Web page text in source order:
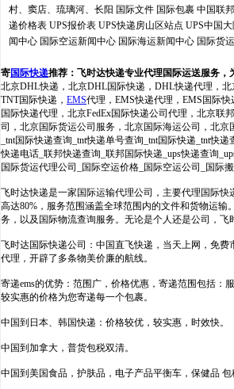
村、窦店、琉璃河、长阳 国际文件 国际包裹 中国联
递价格表 UPS报价表 UPS快递房山区站点 UPS中国
闻中心 国际空运新闻中心 国际海运新闻中心 国际货
寄国际快递推荐： 飞时达快递专业代理国际运送服务
北京DHL快递，北京DHL国际快递，DHL快递代理，
TNT国际快递， EMS代理，EMS快递代理，EMS国际快
国际快递代理，北京FedEx国际快递公司代理，北京
司，北京国际货运公司服务，北京国际海运公司，北京
_tnt国际快递查询_tnt快递单号查询_tnt国际快递_tnt快
快递电话_联邦快递查询_联邦国际快递_ups快递查询
国际货运代理公司_国际空运价格_国际空运公司_国际
飞时达快递是一家国际运输代理公司，主要代理国际
高达80%，服务范围涵盖全球范围内的文件和货物运
务，以及国际物流查询服务。无论是个人还是公司，飞
飞时达国际快递公司：中国直飞快递，当天上网，免
代理，开辟了多条物美价廉的航线。
寄递ems的优势：范围广，价格优惠，寄递范围包括：
较实惠的价格为您寄递每一个包裹。
中国到日本、韩国快递：价格较优，较实惠，时效快。
中国到加拿大，普货包税双清。
中国到美国食品，护肤品，电子产品平衡车，保健品 包